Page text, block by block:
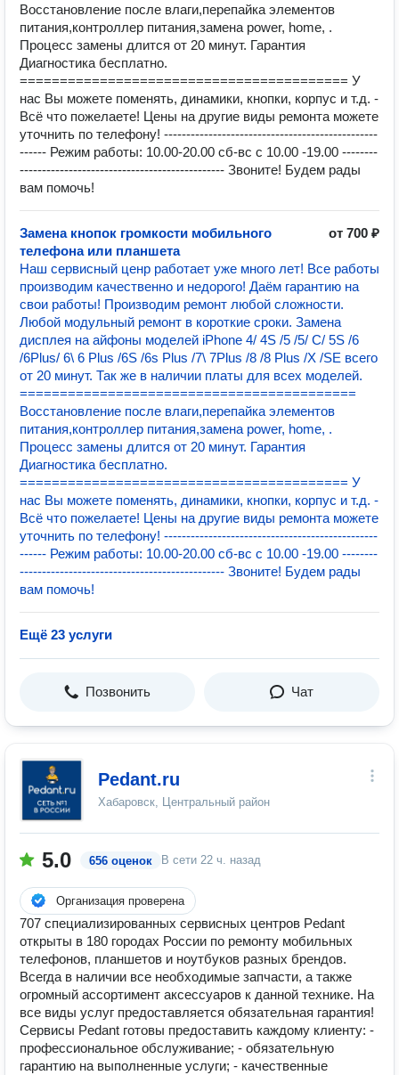
Восстановление после влаги,перепайка элементов
питания,контроллер питания,замена power, home, .
Процесс замены длится от 20 минут. Гарантия
Диагностика бесплатно.
========================================= У
нас Вы можете поменять, динамики, кнопки, корпус и т.д. -
Всё что пожелаете! Цены на другие виды ремонта можете
уточнить по телефону! ------------------------------------------------
------ Режим работы: 10.00-20.00 сб-вс с 10.00 -19.00 --------
---------------------------------------------- Звоните! Будем рады
вам помочь!
Замена кнопок громкости мобильного
телефона или планшета
от 700 ₽
Наш сервисный ценр работает уже много лет! Все работы
производим качественно и недорого! Даём гарантию на
свои работы! Производим ремонт любой сложности.
Любой модульный ремонт в короткие сроки. Замена
дисплея на айфоны моделей iPhone 4/ 4S /5 /5/ C/ 5S /6
/6Plus/ 6\ 6 Plus /6S /6s Plus /7\ 7Plus /8 /8 Plus /Х /SE всего
от 20 минут. Так же в наличии платы для всех моделей.
==========================================
Восстановление после влаги,перепайка элементов
питания,контроллер питания,замена power, home, .
Процесс замены длится от 20 минут. Гарантия
Диагностика бесплатно.
========================================= У
нас Вы можете поменять, динамики, кнопки, корпус и т.д. -
Всё что пожелаете! Цены на другие виды ремонта можете
уточнить по телефону! ------------------------------------------------
------ Режим работы: 10.00-20.00 сб-вс с 10.00 -19.00 --------
---------------------------------------------- Звоните! Будем рады
вам помочь!
Ещё 23 услуги
Позвонить Чат
Pedant.ru
Хабаровск, Центральный район
5.0 656 оценок В сети 22 ч. назад
Организация проверена
707 специализированных сервисных центров Pedant
открыты в 180 городах России по ремонту мобильных
телефонов, планшетов и ноутбуков разных брендов.
Всегда в наличии все необходимые запчасти, а также
огромный ассортимент аксессуаров к данной технике. На
все виды услуг предоставляется обязательная гарантия!
Сервисы Pedant готовы предоставить каждому клиенту: -
профессиональное обслуживание; - обязательную
гарантию на выполненные услуги; - качественные